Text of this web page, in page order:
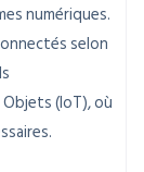
numériques.
selon
(IoT), où